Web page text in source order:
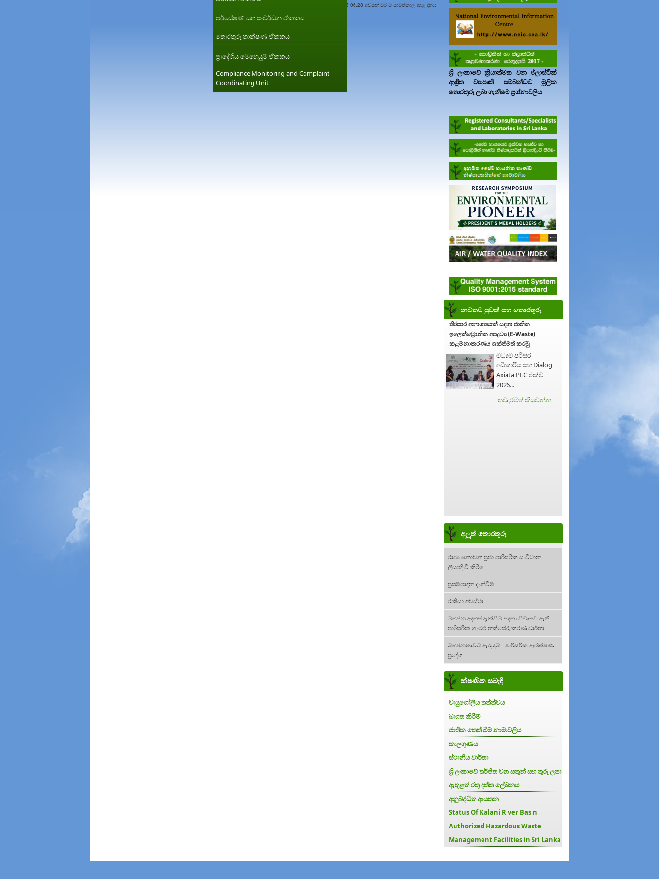
පර්යේෂණ සහ සංවර්ධන ඒකකය
තොරතුරු තාක්ෂණ ඒකකය
ප්‍රාදේශීය මෙහෙයුම් ඒකකය
Compliance Monitoring and Complaint
Coordinating Unit
Wednesday, 05 February 2025 06:28 අවසන් වර ට යාවත්කාල කළ දිනය
ශ්‍රී ලංකාවේ ක්‍රියාත්මක වන ප්ලාස්ටික්
ආශ්‍රිත ව්‍යාපෘති සම්බන්ධව මූලික
තොරතුරු ලබා ගැනීමේ ප්‍රශ්නාවලිය
නවතම පුවත් සහ තොරතුරු
තිරසාර අනාගතයක් සඳහා ජාතික
ඉලෙක්ට්‍රොනික අපද්‍රව්‍ය (E-Waste)
කළමනාකරණය ශක්තිමත් කරමු
මධ්‍යම පරිසර
අධිකාරිය සහ Dialog
Axiata PLC එක්ව
2026...
තවදුරටත් කියවන්න
අලුත් තොරතුරු
රාජ්‍ය නොවන ප්‍රජා පාරිසරික සංවිධාන
ලියපදිංචි කිරීම
ප්‍රසම්පාදන දැන්වීම්
රැකියා අවස්ථා
මහජන අදහස් දැක්වීම සඳහා විවෘතව ඇති
පාරිසරික ගැටළු තක්සේරුකරණ වාර්තා
මහජනතාවට ඇරයුම් - පාරිසරික ආරක්ෂණ
ප්‍රදේශ
ක්ෂණික සබැඳි
වායුගෝලීය තත්ත්වය
බාගත කිරීම්
ජාතික තෙත් බිම් නාමාවලිය
කාලගුණය
ස්ථානීය වාර්තා
ශ්‍රි ලංකාවේ තර්ජිත වන සතුන් සහ තුරු ලතා
ඇතුළත් රතු දත්ත ලේඛනය
අනුබද්ධිත ආයතන
Status Of Kalani River Basin
Authorized Hazardous Waste
Management Facilities in Sri Lanka